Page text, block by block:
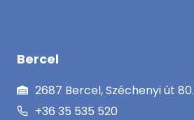
Bercel
2687 Bercel, Széchenyi út 80.
+36 35 535 520